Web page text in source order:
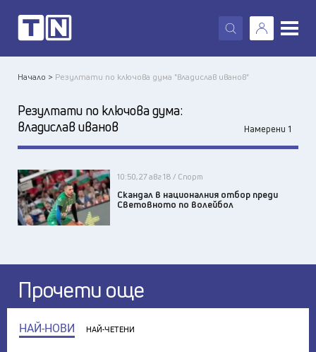
X
Начало > Резултати по ключова дума "владислав иванов"
Резултати по ключова дума:
владислав иванов
Намерени 1
10:50, 27 авг 18 / Спорт
Скандал в националния отбор преди
Световното по волейбол
Прочети още
НАЙ-НОВИ НАЙ-ЧЕТЕНИ